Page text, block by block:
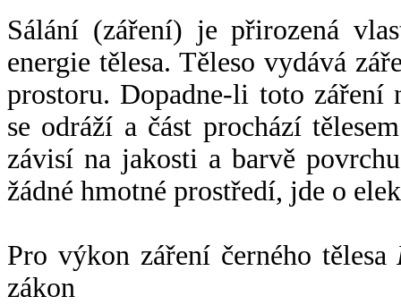
Sálání (záření) je přirozená
energie tělesa. Těleso vydává
prostoru. Dopadne-li toto záření
se odráží a část prochází
závisí na jakosti a barvě
žádné hmotné prostředí, jde o
Pro výkon záření černého tělesa
zákon